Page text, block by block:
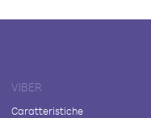
VIBER
Caratteristiche